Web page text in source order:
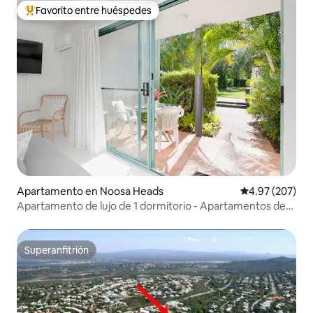
Favorito entre huéspedes preferido
Favorito entre huéspedes
Apartamento en Noosa Heads Calificación
4.97 (207)
Apartamento de lujo de 1 dormitorio - Apartamentos de
Superanfitrión
Superanfitrión